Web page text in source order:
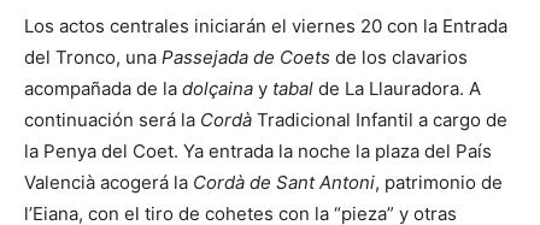
Los actos centrales iniciarán el viernes 20 con la Entrada
del Tronco, una Passejada de Coets de los clavarios
acompañada de la dolçaina y tabal de La Llauradora. A
continuación será la Cordà Tradicional Infantil a cargo de
la Penya del Coet. Ya entrada la noche la plaza del País
Valencià acogerá la Cordà de Sant Antoni, patrimonio de
l’Eiana, con el tiro de cohetes con la “pieza” y otras